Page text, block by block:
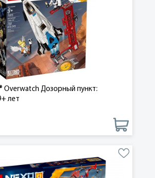
Overwatch Дозорный пункт:
лет